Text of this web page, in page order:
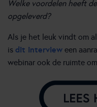
Welke voordelen heeft
opgeleverd?
Als je het leuk vindt om
is dit interview een
webinar ook de ruimte